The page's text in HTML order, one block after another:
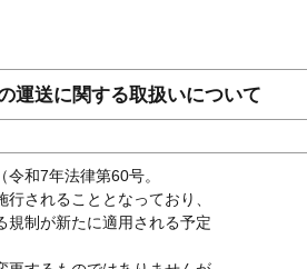
運送に関する取扱いについて
和7年法律第60号。
されることとなっており、
規制が新たに適用される予定